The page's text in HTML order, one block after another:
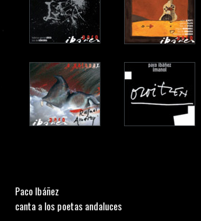
Paco Ibáñez
canta a los poetas andaluces